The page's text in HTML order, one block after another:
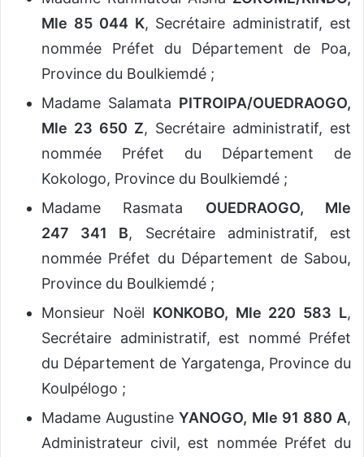
Mle 85 044 K, Secrétaire administratif, est
nommée Préfet du Département de Poa,
Province du Boulkiemdé ;
Madame Salamata PITROIPA/OUEDRAOGO,
Mle 23 650 Z, Secrétaire administratif, est
nommée Préfet du Département de
Kokologo, Province du Boulkiemdé ;
Madame Rasmata OUEDRAOGO, Mle
247 341 B, Secrétaire administratif, est
nommée Préfet du Département de Sabou,
Province du Boulkiemdé ;
Monsieur Noël KONKOBO, Mle 220 583 L,
Secrétaire administratif, est nommé Préfet
du Département de Yargatenga, Province du
Koulpélogo ;
Madame AugustineYANOGO, Mle 91 880 A,
Administrateur civil, est nommée Préfet du